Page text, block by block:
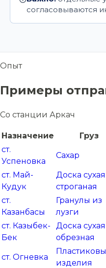
согласовываются
Опыт
Примеры
Со станции Аркач
Назначение Груз
ст.
Успеновка
Сахар
ст. Май-
Кудук
Доска сухая
строганая
ст.
Казанбасы
Гранулы из
лузги
ст. Казыбек-
Бек
Доска сухая
обрезная
ст. Огневка
изделия